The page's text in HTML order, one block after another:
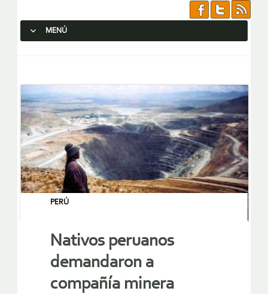
MENÚ
PERÚ
Nativos peruanos
demandaron a
compañía minera